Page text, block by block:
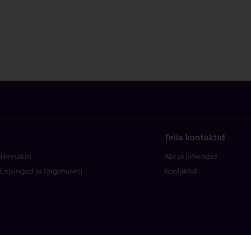
Hinnakiri
Lepingud ja tingimused
Telia kontaktid
Abi ja juhendid
Kontaktid